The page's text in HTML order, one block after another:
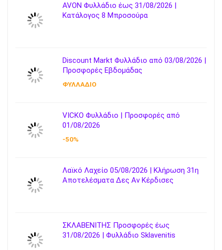
AVON Φυλλάδιο έως 31/08/2026 |
Κατάλογος 8 Μπροσούρα
Discount Markt Φυλλάδιο από 03/08/2026 |
Προσφορές Εβδομάδας
ΦΥΛΛΑΔΙΟ
VICKO Φυλλάδιο | Προσφορές από
01/08/2026
-50%
Λαϊκό Λαχείο 05/08/2026 | Κλήρωση 31η
Αποτελέσματα Δες Αν Κέρδισες
ΣΚΛΑΒΕΝΙΤΗΣ Προσφορές έως
31/08/2026 | Φυλλάδιο Sklavenitis